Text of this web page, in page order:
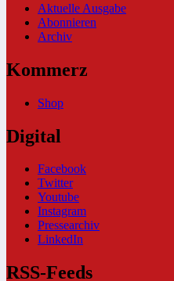
Aktuelle Ausgabe
Abonnieren
Archiv
Kommerz
Shop
Digital
Facebook
Twitter
Youtube
Instagram
Pressearchiv
LinkedIn
RSS-Feeds